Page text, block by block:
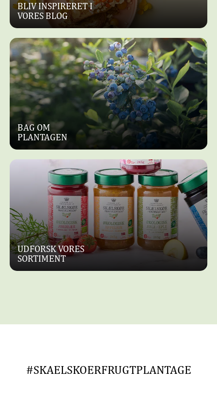
BLIV INSPIRERET I
VORES BLOG
BAG OM
PLANTAGEN
UDFORSK VORES
SORTIMENT
#SKAELSKOERFRUGTPLANTAGE